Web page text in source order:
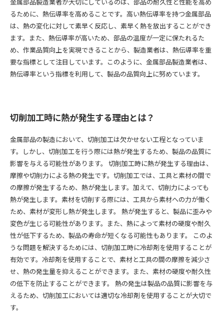
金属部品製造業者が大切にしているのは、部品の耐久性と性能を高め
るために、熱伝導率を高めることです。高い熱伝導率を持つ金属部品
は、熱の変化に対して素早く反応し、素早く熱を放出することができ
ます。また、熱伝導率が高いため、部品の温度が一定に保たれるた
め、作業品質向上を実現できることから、製造業者は、熱伝導率を重
要な指標として注目しています。このように、金属部品製造業者は、
熱伝導率という指標を利用して、製品の品質向上に努めています。
切削加工時に熱が発生する理由とは？
金属部品の製造において、切削加工は欠かせない工程となっていま
す。しかし、切削加工を行う際には熱が発生するため、製品の品質に
影響を与える可能性があります。 切削加工時に熱が発生する理由は、
摩擦や切削力による熱の発生です。切削加工では、工具と素材の間で
の摩擦が発生するため、熱が発生します。加えて、切削力によっても
熱が発生します。素材を切削する際には、工具から素材への力が働く
ため、素材が変形し熱が発生します。 熱が発生すると、製品に歪みや
変色が生じる可能性があります。また、熱によって素材の硬度や耐久
性が低下するため、製品の寿命が短くなる可能性もあります。 このよ
うな問題を解決するためには、切削加工時に冷却剤を使用することが
有効です。冷却剤を使用することで、素材と工具の間の摩擦を減少さ
せ、熱の発生量を抑えることができます。また、素材の硬度や耐久性
の低下を防止することができます。 熱の発生は製品の品質に影響を与
えるため、切削加工においては適切な冷却剤を使用することが大切で
す。